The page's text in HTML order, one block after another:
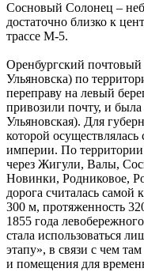
Сосновый Солонец –
достаточно близко к
трассе М-5.
Оренбургский
Ульяновска) по
переправу на левый
привозили почту, и
Ульяновская). Для
которой
империи. По
через Жигули, Валы,
Новинки, Родниковое,
дорога считалась самой
300 м, протяженность
1855 года
стала использоваться
этапу», в связи с чем
и помещения для